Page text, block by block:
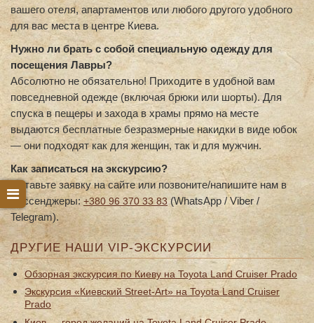
вашего отеля, апартаментов или любого другого удобного
для вас места в центре Киева.
Нужно ли брать с собой специальную одежду для
посещения Лавры?
Абсолютно не обязательно! Приходите в удобной вам
повседневной одежде (включая брюки или шорты). Для
спуска в пещеры и захода в храмы прямо на месте
выдаются бесплатные безразмерные накидки в виде юбок
— они подходят как для женщин, так и для мужчин.
Как записаться на экскурсию?
Оставьте заявку на сайте или позвоните/напишите нам в
мессенджеры:+380 96 370 33 83(WhatsApp / Viber /
Telegram).
ДРУГИЕ НАШИ VIP-ЭКСКУРСИИ
Обзорная экскурсия по Киеву на Toyota Land Cruiser Prado
Экскурсия «Киевский Street-Art» на Toyota Land Cruiser
Prado